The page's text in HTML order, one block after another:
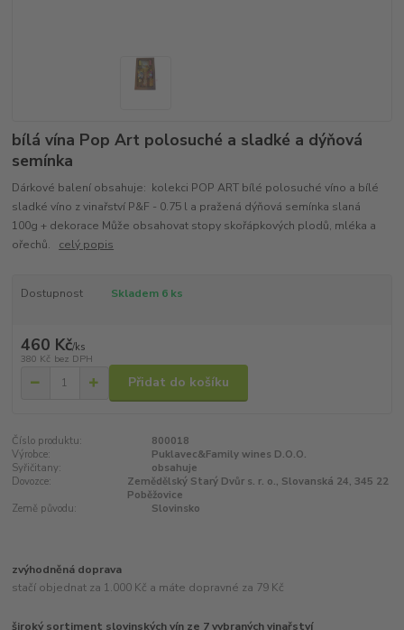
bílá vína Pop Art polosuché a sladké a dýňová
semínka
Dárkové balení obsahuje: kolekci POP ART bílé polosuché víno a bílé
sladké víno z vinařství P&F - 0.75 l a pražená dýňová semínka slaná
100g + dekorace Může obsahovat stopy skořápkových plodů, mléka a
ořechů. celý popis
Dostupnost Skladem 6 ks
460 Kč/ks
380 Kč bez DPH
Přidat do košíku
Číslo produktu:
800018
Výrobce:
Puklavec&Family wines D.O.O.
Syřičitany:
obsahuje
Dovozce:
Zemědělský Starý Dvůr s. r. o., Slovanská 24, 345 22
Poběžovice
Země původu:
Slovinsko
zvýhodněná doprava
stačí objednat za 1.000 Kč a máte dopravné za 79 Kč
široký sortiment slovinských vín ze 7 vybraných vinařství